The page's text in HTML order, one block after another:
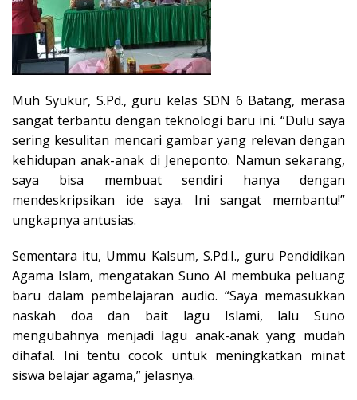
Muh Syukur, S.Pd., guru kelas SDN 6 Batang, merasa
sangat terbantu dengan teknologi baru ini. “Dulu saya
sering kesulitan mencari gambar yang relevan dengan
kehidupan anak-anak di Jeneponto. Namun sekarang,
saya bisa membuat sendiri hanya dengan
mendeskripsikan ide saya. Ini sangat membantu!”
ungkapnya antusias.
Sementara itu, Ummu Kalsum, S.Pd.I., guru Pendidikan
Agama Islam, mengatakan Suno AI membuka peluang
baru dalam pembelajaran audio. “Saya memasukkan
naskah doa dan bait lagu Islami, lalu Suno
mengubahnya menjadi lagu anak-anak yang mudah
dihafal. Ini tentu cocok untuk meningkatkan minat
siswa belajar agama,” jelasnya.